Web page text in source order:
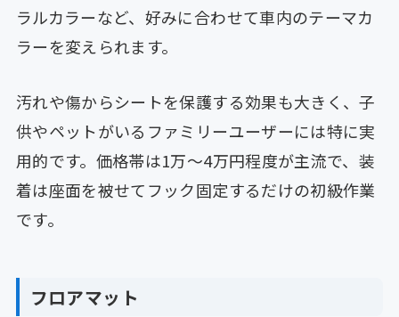
ラルカラーなど、好みに合わせて車内のテーマカ
ラーを変えられます。
汚れや傷からシートを保護する効果も大きく、子
供やペットがいるファミリーユーザーには特に実
用的です。価格帯は1万〜4万円程度が主流で、装
着は座面を被せてフック固定するだけの初級作業
です。
フロアマット